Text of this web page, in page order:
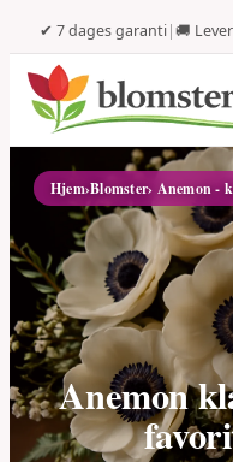
✔ 7 dages garanti|🚚
Hjem›Blomster› Anemon -
Anemon